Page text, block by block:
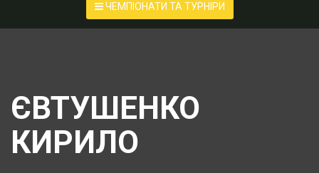
ЧЕМПІОНАТИ ТА ТУРНІРИ
ЄВТУШЕНКО
КИРИЛО